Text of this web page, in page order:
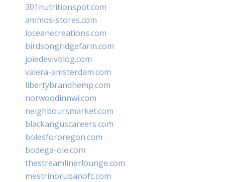
301nutritionspot.com
ammos-stores.com
loceanecreations.com
birdsongridgefarm.com
joiedevivblog.com
valera-amsterdam.com
libertybrandhemp.com
norwoodinnwi.com
neighboursmarket.com
blackanguscareers.com
bolesfororegon.com
bodega-ole.com
thestreamlinerlounge.com
mestrinorubanofc.com